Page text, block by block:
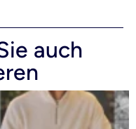
auch